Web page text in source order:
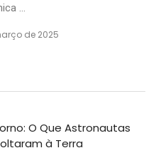
...
de 2025
O Que Astronautas
à Terra